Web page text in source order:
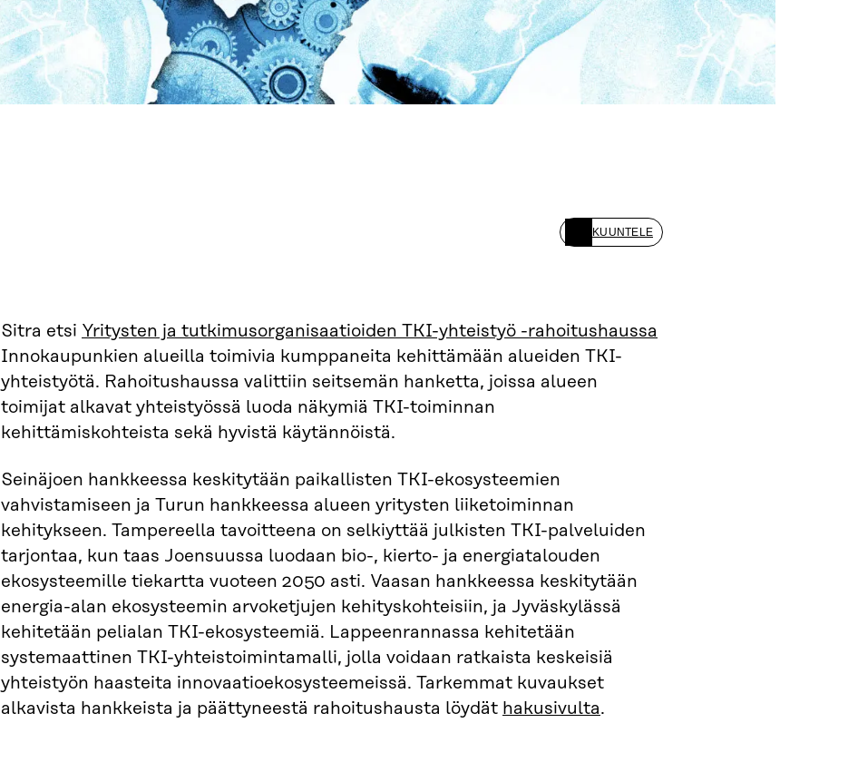
KUUNTELE
Sitra etsi Yritysten ja tutkimusorganisaatioiden TKI-yhteistyö -rahoitushaussa
Innokaupunkien alueilla toimivia kumppaneita kehittämään alueiden TKI-
yhteistyötä. Rahoitushaussa valittiin seitsemän hanketta, joissa alueen
toimijat alkavat yhteistyössä luoda näkymiä TKI-toiminnan
kehittämiskohteista sekä hyvistä käytännöistä.
Seinäjoen hankkeessa keskitytään paikallisten TKI-ekosysteemien
vahvistamiseen ja Turun hankkeessa alueen yritysten liiketoiminnan
kehitykseen. Tampereella tavoitteena on selkiyttää julkisten TKI-palveluiden
tarjontaa, kun taas Joensuussa luodaan bio-, kierto- ja energiatalouden
ekosysteemille tiekartta vuoteen 2050 asti. Vaasan hankkeessa keskitytään
energia-alan ekosysteemin arvoketjujen kehityskohteisiin, ja Jyväskylässä
kehitetään pelialan TKI-ekosysteemiä. Lappeenrannassa kehitetään
systemaattinen TKI-yhteistoimintamalli, jolla voidaan ratkaista keskeisiä
yhteistyön haasteita innovaatioekosysteemeissä. Tarkemmat kuvaukset
alkavista hankkeista ja päättyneestä rahoitushausta löydät hakusivulta.